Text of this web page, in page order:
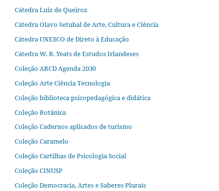
Cátedra Luiz de Queiroz
Cátedra Olavo Setubal de Arte, Cultura e Ciência
Cátedra UNESCO de Direto à Educação
Cátedra W. B. Yeats de Estudos Irlandeses
Coleção ABCD Agenda 2030
Coleção Arte Ciência Tecnologia
Coleção biblioteca psicopedagógica e didática
Coleção Botânica
Coleção Cadernos aplicados de turismo
Coleção Caramelo
Coleção Cartilhas de Psicologia Social
Coleção CINUSP
Coleção Democracia, Artes e Saberes Plurais